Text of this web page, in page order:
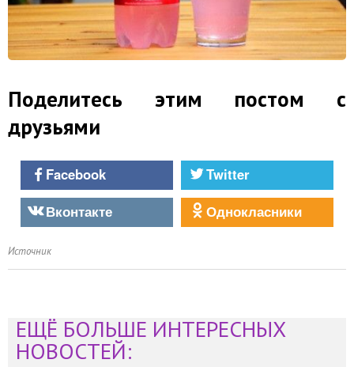
Поделитесь этим постом с
друзьями
Facebook
Twitter
Вконтакте
Однокласники
Источник
ЕЩЁ БОЛЬШЕ ИНТЕРЕСНЫХ
НОВОСТЕЙ: